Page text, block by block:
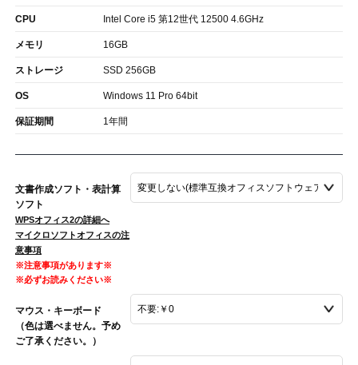
CPU Intel Core i5 第12世代 12500 4.6GHz
メモリ 16GB
ストレージ SSD 256GB
OS Windows 11 Pro 64bit
保証期間 1年間
文書作成ソフト・表計算
ソフト
WPSオフィス2の詳細へ
マイクロソフトオフィスの注
意事項
※注意事項があります※
※必ずお読みください※
マウス・キーボード
（色は選べません。予め
ご了承ください。）